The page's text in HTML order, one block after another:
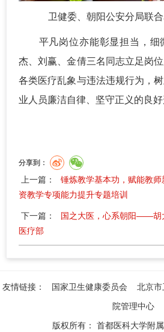
卫健委、朝阳公安分局联
平凡岗位亦能彰显担当，细
杰、刘赢、金倩三名同志立足岗
各类医疗乱象与违法违规行为，
业人员廉洁自律、坚守正义的良好
分享到：
上一篇：
锤炼教学基本功，赋能教
资教学专项能力提升专题培训
下一篇：
国之大医，心系朝阳——胡
医疗部
友情链接： 国家卫生健康委员会 北京市
院管理中心
版权所有： 首都医科大学附